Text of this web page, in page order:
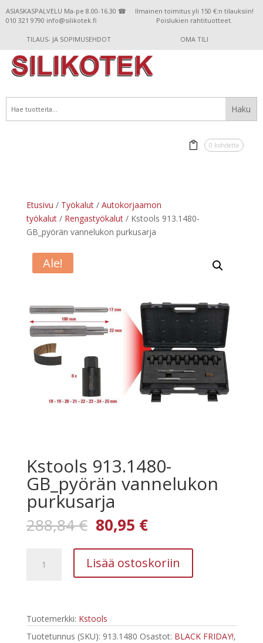
ASIASKASPALVELU Ma-pe 8.00-16.30 ☎
010 321 9790 info@silikotek.fi
Ilmainen toimitus yli 150 €:n tilauksiin!
Poislukien rahtituotteet.
TILAUS- JA SOPIMUSEHDOT OMA TILI
0 kohdetta
Etusivu / Työkalut/ Autokorjaamon
työkalut/ Rengastyökalut/ Kstools 913.1480-
GB_pyörän vannelukon purkusarja
Ale!
Kstools 913.1480-
GB_pyörän vannelukon
purkusarja
288,84€ Alkuperäinen
hinta
oli:
288,84 €.
80,95 €Nykyinen
hinta
on:
80,95 €.
913.1480-
määrä
Lisää ostoskoriin
Tuotemerkki: Kstools
Tuotetunnus (SKU): 913.1480 Osastot: BLACK FRIDAY!,